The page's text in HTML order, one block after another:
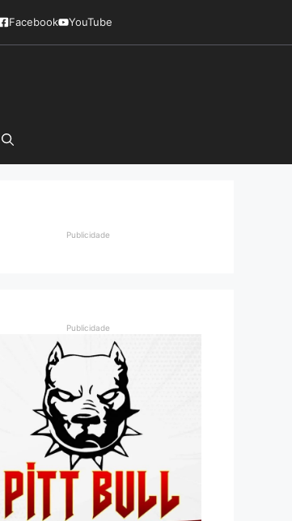
Facebook YouTube
Publicidade
Publicidade